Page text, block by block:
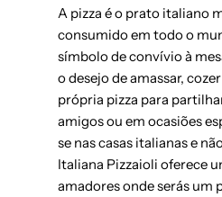
A pizza é o prato italiano
consumido em todo o
símbolo de convívio à
o desejo de amassar,
própria pizza para
amigos ou em ocasiões
se nas casas italianas e
Italiana Pizzaioli oferece
amadores onde serás um